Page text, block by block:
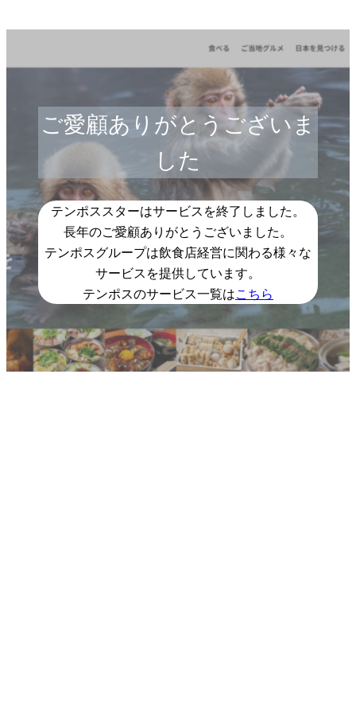
ご愛顧ありがとうございま
した
テンポススターはサービスを終了しました。
長年のご愛顧ありがとうございました。
テンポスグループは飲食店経営に関わる様々な
サービスを提供しています。
テンポスのサービス一覧はこちら